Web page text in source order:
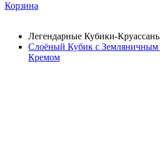
Корзина
Легендарные Кубики-
Слоёный Кубик с
Кремом